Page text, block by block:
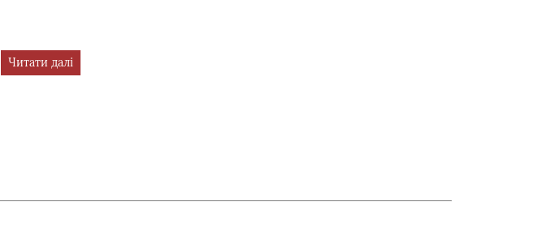
Читати далі